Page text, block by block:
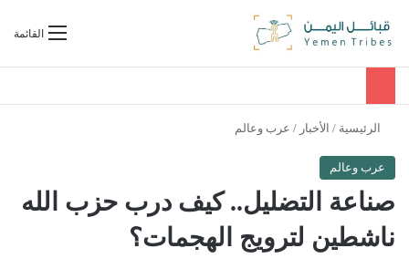
القائمةبحث عن
الرئيسية / الأخبار / عرب وعالم
عرب وعالم
صناعة التضليل.. كيف درب حزب الله
ناشطين لترويج الهجمات؟